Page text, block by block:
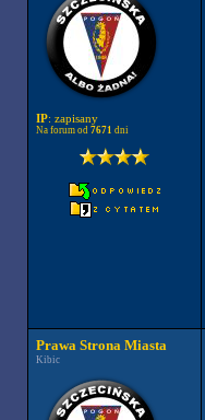
IP: zapisany
Na forum od 7671 dni
Prawa Strona Miasta
Kibic